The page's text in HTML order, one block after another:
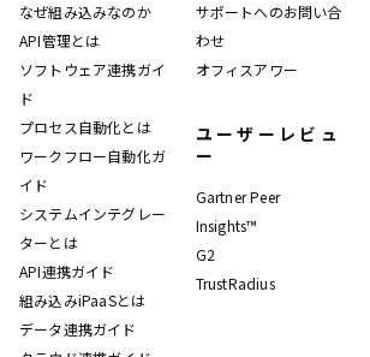
なぜ組み込みなのか
API管理とは
ソフトウェア連携ガイ
ド
プロセス自動化とは
ワークフロー自動化ガ
イド
システムインテグレー
ターとは
API連携ガイド
組み込みiPaaSとは
データ連携ガイド
サポートへのお問い合
わせ
オフィスアワー
ユーザーレビュ
ー
Gartner Peer
Insights™
G2
TrustRadius